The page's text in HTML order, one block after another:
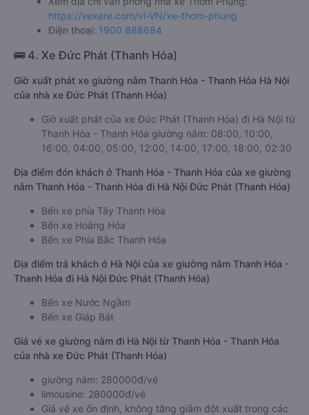
https://vexere.com/vi-VN/xe-thom-phung
Điện thoại: 1900 888684
🚌 4. Xe Đức Phát (Thanh Hóa)
Giờ xuất phát xe giường nằm Thanh Hóa - Thanh Hóa Hà Nội
của nhà xe Đức Phát (Thanh Hóa)
Giờ xuất phát của xe Đức Phát (Thanh Hóa) đi Hà Nội từ
Thanh Hóa - Thanh Hóa giường nằm: 08:00, 10:00,
16:00, 04:00, 05:00, 12:00, 14:00, 17:00, 18:00, 02:30
Địa điểm đón khách ở Thanh Hóa - Thanh Hóa của xe giường
nằm Thanh Hóa - Thanh Hóa đi Hà Nội Đức Phát (Thanh Hóa)
Bến xe phía Tây Thanh Hóa
Bến xe Hoằng Hóa
Bến xe Phía Bắc Thanh Hóa
Địa điểm trả khách ở Hà Nội của xe giường nằm Thanh Hóa -
Thanh Hóa đi Hà Nội Đức Phát (Thanh Hóa)
Bến xe Nước Ngầm
Bến xe Giáp Bát
Giá vé xe giường nằm đi Hà Nội từ Thanh Hóa - Thanh Hóa
của nhà xe Đức Phát (Thanh Hóa)
giường nằm: 280000đ/vé
limousine: 280000đ/vé
Giá vé xe ổn định, không tăng giảm đột xuất trong các